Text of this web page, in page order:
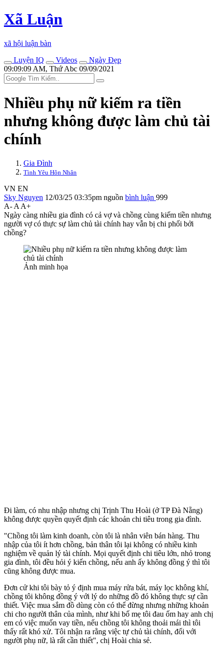
Xã Luận
xã hội luận bàn
Luyện IQ
Videos
Ngày Đẹp
09:09:09 AM, Thứ Abc 09/09/2021
Nhiều phụ nữ kiếm ra tiền
nhưng không được làm chủ tài
chính
Gia Đình
Tình Yêu Hôn Nhân
VN EN
Sky Nguyen 12/03/25 03:35pm nguồn bình luận 999
A- A A+
Ngày càng nhiều gia đình có cả vợ và chồng cùng kiếm tiền nhưng
người vợ có thực sự làm chủ tài chính hay vẫn bị chi phối bởi
chồng?
Ảnh minh họa
Đi làm, có nhu nhập nhưng chị Trịnh Thu Hoài (ở TP Đà Nẵng)
không được quyền quyết định các khoản chi tiêu trong gia đình.
"Chồng tôi làm kinh doanh, còn tôi là nhân viên bán hàng. Thu
nhập của tôi ít hơn chồng, bản thân tôi lại không có nhiều kinh
nghiệm về quản lý tài chính. Mọi quyết định chi tiêu lớn, nhỏ trong
gia đình, tôi đều hỏi ý kiến chồng, nếu anh ấy không đồng ý thì tôi
cũng không được mua.
Đơn cử khi tôi bày tỏ ý định mua máy rửa bát, máy lọc không khí,
chồng tôi không đồng ý với lý do những đồ đó không thực sự cần
thiết. Việc mua sắm đồ dùng còn có thể đừng nhưng những khoản
chi cho người thân của mình, như khi bố mẹ tôi đau ốm hay anh chị
em có việc muốn vay tiền, nếu chồng tôi không thoải mái thì tôi
thấy rất khó xử. Tôi nhận ra rằng việc tự chủ tài chính, đối với
người phụ nữ, là rất cần thiết", chị Hoài chia sẻ.